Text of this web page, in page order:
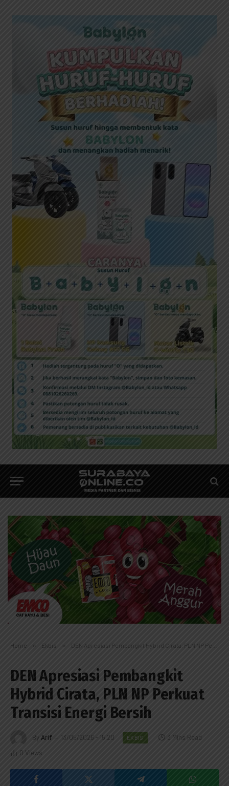
Home » Ekbis » DEN Apresiasi Pembangkit Hybrid Cirata, PLN NP Perkuat Transisi Energi Bersih
DEN Apresiasi Pembangkit
Hybrid Cirata, PLN NP Perkuat
Transisi Energi Bersih
ByArif 13/05/2026 - 15:20 EKBIS
3 Mins Read
0 Views